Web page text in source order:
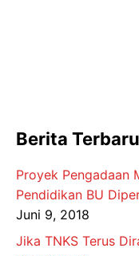
Berita Terbaru
Proyek Pengadaan
Pendidikan BU
Juni 9, 2018
Jika TNKS Terus